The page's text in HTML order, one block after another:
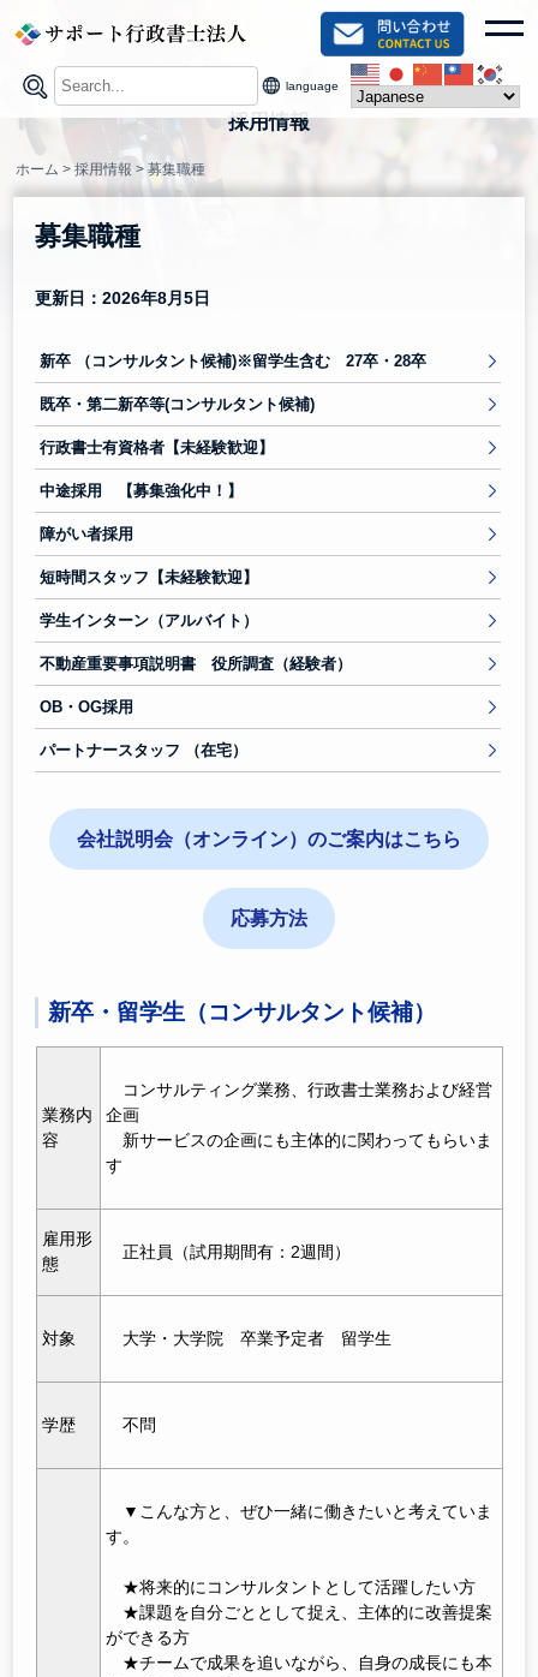
content
language
採用情報
ホーム >採用情報 >募集職種
募集職種
更新日：2026年8月5日
新卒 （コンサルタント候補)※留学生含む 27卒・28卒
既卒・第二新卒等(コンサルタント候補)
行政書士有資格者【未経験歓迎】
中途採用 【募集強化中！】
障がい者採用
短時間スタッフ【未経験歓迎】
学生インターン（アルバイト）
不動産重要事項説明書 役所調査（経験者）
OB・OG採用
パートナースタッフ （在宅）
会社説明会（オンライン）のご案内はこちら
応募方法
新卒・留学生（コンサルタント候補）
業務内
容
コンサルティング業務、行政書士業務および経営
企画
新サービスの企画にも主体的に関わってもらいま
す
雇用形
態
正社員（試用期間有：2週間）
対象 大学・大学院 卒業予定者 留学生
学歴 不問
▼こんな方と、ぜひ一緒に働きたいと考えていま
す。
★将来的にコンサルタントとして活躍したい方
★課題を自分ごととして捉え、主体的に改善提案
ができる方
★チームで成果を追いながら、自身の成長にも本